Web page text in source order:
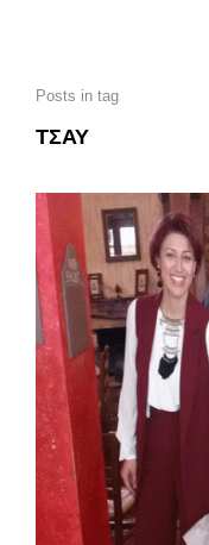
Posts in tag
ΤΣΑΥ